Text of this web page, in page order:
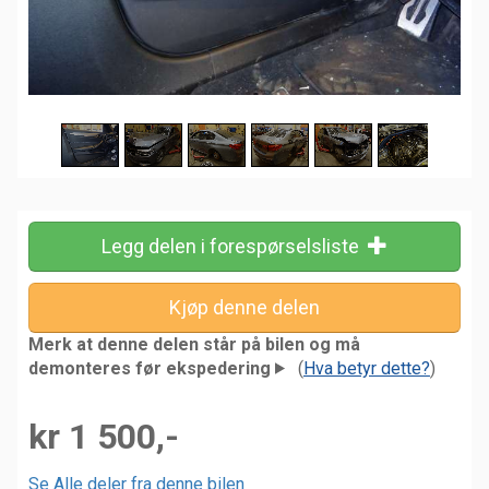
Legg delen i forespørselsliste
Merk at denne delen står på bilen og må
demonteres før ekspedering
(Hva betyr dette?)
kr 1 500,-
Se Alle deler fra denne bilen